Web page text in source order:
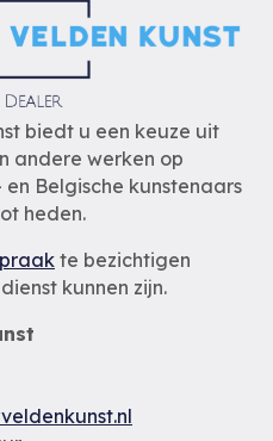
biedt u een keuze uit
andere werken op
Belgische kunstenaars
heden.
te bezichtigen
kunnen zijn.